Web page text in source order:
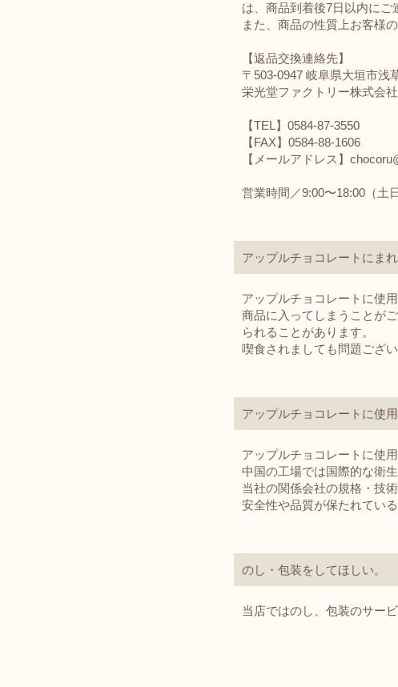
は、商品到着後7日以内にご
また、商品の性質上お客様
【返品交換連絡先】
〒503-0947 岐阜県大垣市浅
栄光堂ファクトリー株式会
【TEL】0584-87-3550
【FAX】0584-88-1606
【メールアドレス】
営業時間／9:00〜18:00（土
アップルチョコレートにま
アップルチョコレートに使
商品に入ってしまうことが
られることがあります。
喫食されましても問題ござ
アップルチョコレートに使
アップルチョコレートに使
中国の工場では国際的な衛
当社の関係会社の規格・技
安全性や品質が保たれてい
のし・包装をしてほしい。
当店ではのし、包装のサー